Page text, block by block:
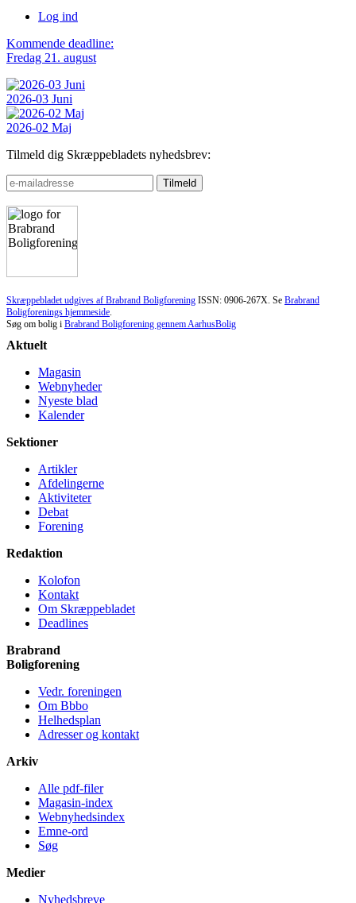
Log ind
Kommende deadline:
Fredag 21. august
2026-03 Juni
2026-02 Maj
Tilmeld dig Skræppebladets nyhedsbrev:
Skræppebladet udgives af Brabrand Boligforening ISSN: 0906-267X. Se Brabrand
Boligforenings hjemmeside
Søg om bolig i Brabrand Boligforening gennem AarhusBolig
Aktuelt
Magasin
Webnyheder
Nyeste blad
Kalender
Sektioner
Artikler
Afdelingerne
Aktiviteter
Debat
Forening
Redaktion
Kolofon
Kontakt
Om Skræppe­bladet
Deadlines
Brabrand
Bolig­forening
Vedr. foreningen
Om Bbbo
Helheds­plan
Adresser og kontakt
Arkiv
Alle pdf-filer
Magasin-index
Webnyhedsindex
Emne-ord
Søg
Medier
Nyheds­breve